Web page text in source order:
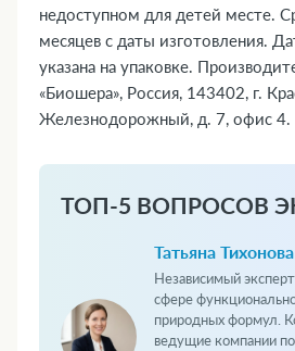
недоступном для детей месте.
месяцев с даты изготовления.
указана на упаковке.
«Биошера», Россия, 143402, г.
Железнодорожный, д. 7, офис 4.
ТОП-5 ВОПРОСОВ
Татьяна Тихонова
Независимый
сфере
природных формул.
ведущие компании